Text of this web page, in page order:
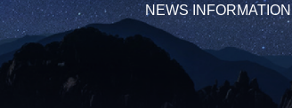
NEWS INFORMATION